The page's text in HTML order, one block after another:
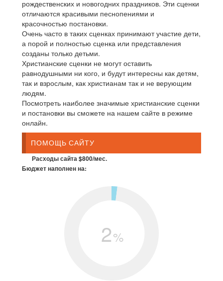
рождественских и новогодних праздников. Эти сценки
отличаются красивыми песнопениями и
красочностью постановки.
Очень часто в таких сценках принимают участие дети,
а порой и полностью сценка или представления
созданы только детьми.
Христианские сценки не могут оставить
равнодушными ни кого, и будут интересны как детям,
так и взрослым, как христианам так и не верующим
людям.
Посмотреть наиболее значимые христианские сценки
и постановки вы сможете на нашем сайте в режиме
онлайн.
ПОМОЩЬ САЙТУ
Расходы сайта $800/мес.
Бюджет наполнен на:
2%